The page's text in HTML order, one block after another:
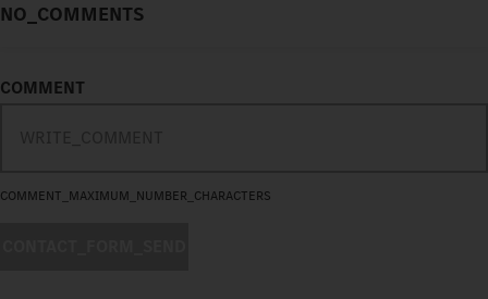
NO_COMMENTS
COMMENT
COMMENT_MAXIMUM_NUMBER_CHARACTERS